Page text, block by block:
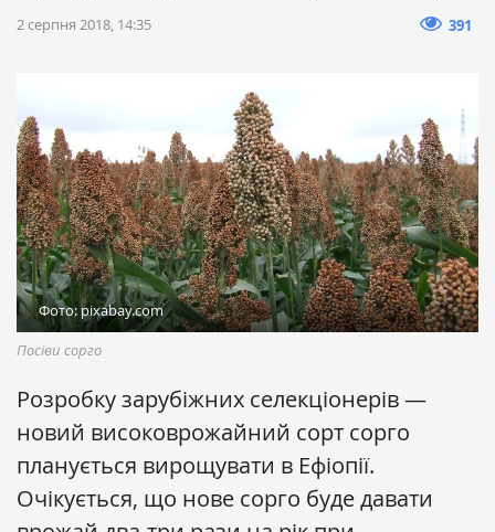
2 серпня 2018, 14:35 391
Фото: pixabay.com
Посіви сорго
Розробку зарубіжних селекціонерів —
новий високоврожайний сорт сорго
планується вирощувати в Ефіопії.
Очікується, що нове сорго буде давати